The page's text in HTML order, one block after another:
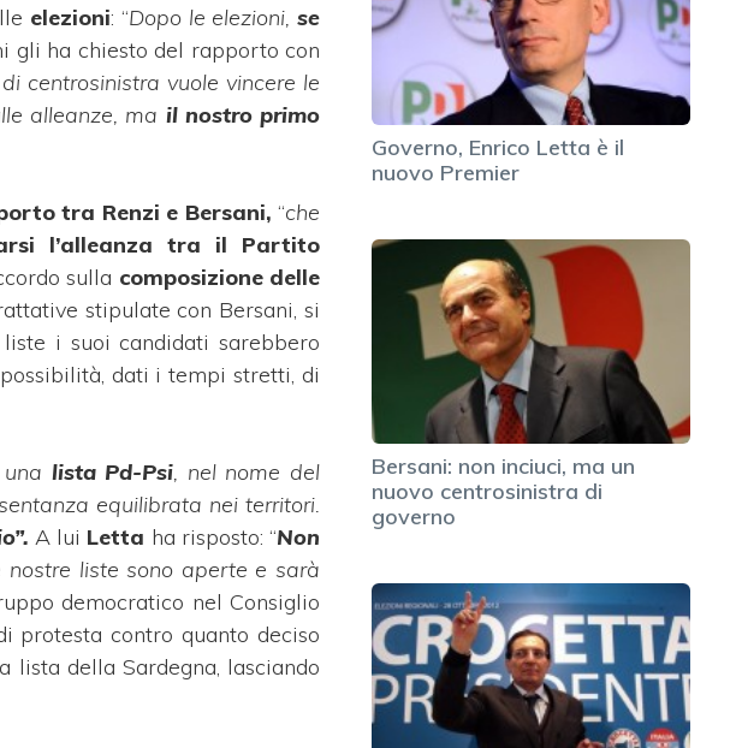
elezioni: “Dopo le elezioni, se
gli ha chiesto del rapporto con
centrosinistra vuole vincere le
alleanze, ma il nostro primo
tra Renzi e Bersani, “che
l’alleanza tra il Partito
sulla composizione delle
stipulate con Bersani, si
i suoi candidati sarebbero
dati i tempi stretti, di
lista Pd-Psi , nel nome del
equilibrata nei territori.
A lui Letta ha risposto: “Non
liste sono aperte e sarà
democratico nel Consiglio
protesta contro quanto deciso
lista della Sardegna, lasciando
Governo, Enrico Letta è il
nuovo Premier
Bersani: non inciuci, ma un
nuovo centrosinistra di
governo